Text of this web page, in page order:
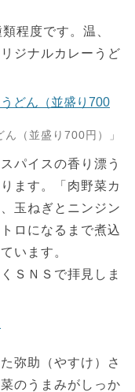
程度です。温、
ジナルカレーうど
ん（並盛り700円）」
パイスの香り漂う
ます。「肉野菜カ
玉ねぎとニンジン
ロになるまで煮込
います。
ＳＮＳで拝見しま
弥助（やすけ）さ
のうまみがしっか